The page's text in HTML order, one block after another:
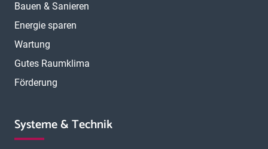
Bauen & Sanieren
Energie sparen
Wartung
Gutes Raumklima
Förderung
Systeme & Technik